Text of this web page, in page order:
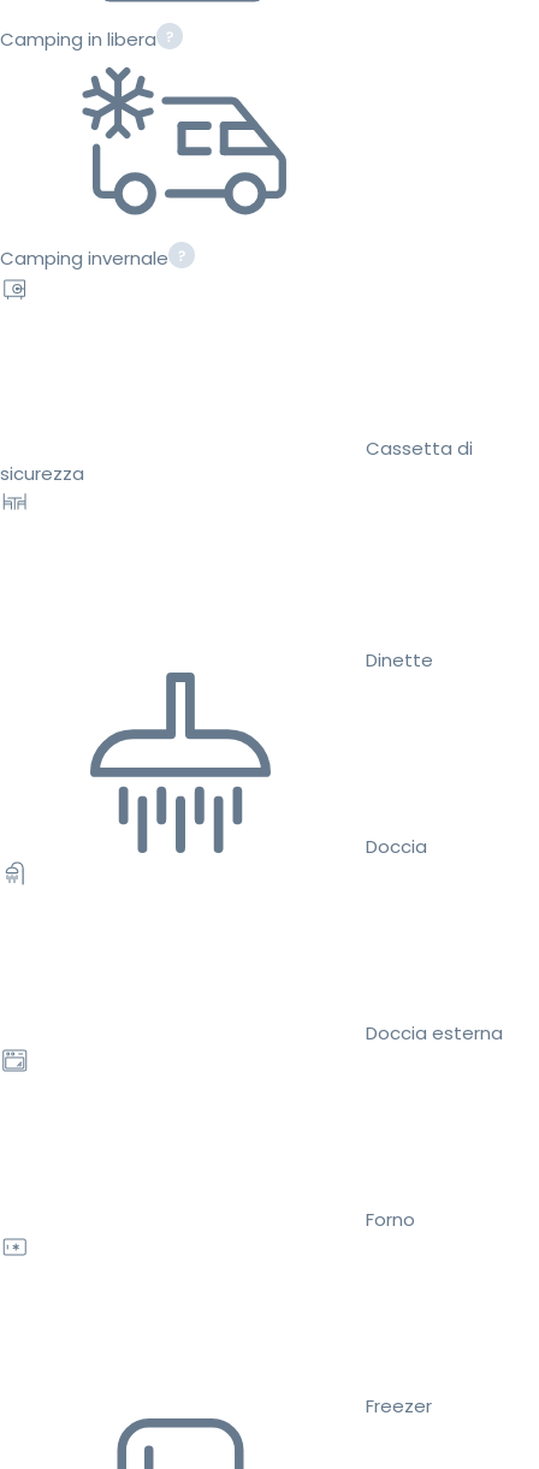
Camping in libera
Camping invernale
Cassetta di
sicurezza
Dinette
Doccia
Doccia esterna
Forno
Freezer